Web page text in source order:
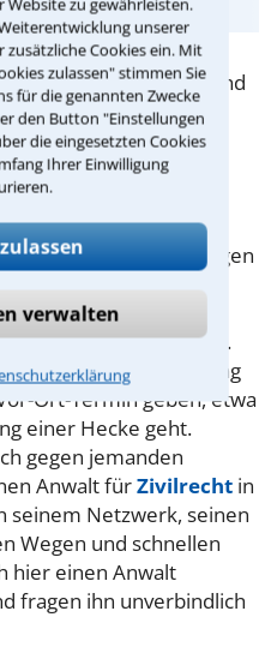
unserer
Cookies ein. Mit
zulassen" stimmen Sie
für die genannten Zwecke
den Button "Einstellungen
die eingesetzten Cookies
Ihrer Einwilligung
verwalten
im Unrecht und
man die Möglichkeit,
Typische
vom Sinn und Unsinn
. ..) oder vonAGB,
Auseinandersetzungen
also mit allen
mit demStrafrecht
zu tun haben.
von Belang
Ort-Termin geben, etwa
einer Hecke geht.
gegen jemanden
Anwalt fürZivilrecht in
seinem Netzwerk, seinen
Wegen und schnellen
hier einen Anwalt
fragen ihn unverbindlich